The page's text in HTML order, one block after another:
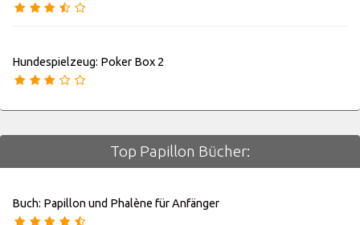
Hundespielzeug: Poker Box 2
Top Papillon Bücher:
Buch: Papillon und Phalène für Anfänger